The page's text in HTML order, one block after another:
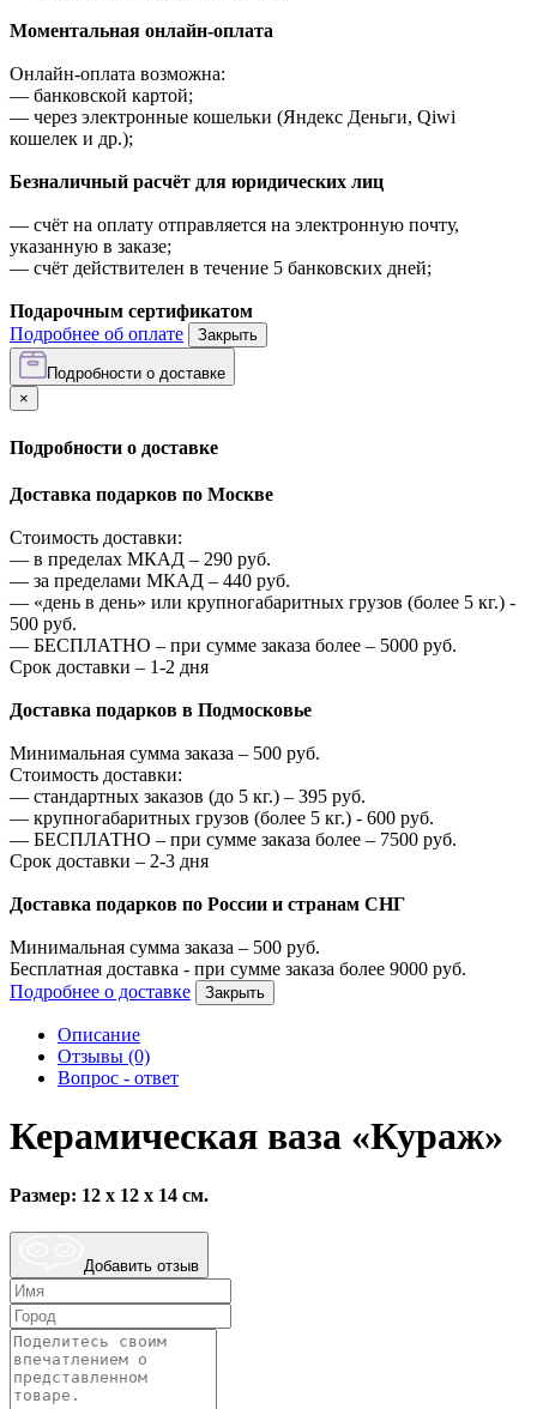
Моментальная онлайн-оплата
Онлайн-оплата возможна:
— банковской картой;
— через электронные кошельки (Яндекс Деньги, Qiwi
кошелек и др.);
Безналичный расчёт для юридических лиц
— счёт на оплату отправляется на электронную почту,
указанную в заказе;
— счёт действителен в течение 5 банковских дней;
Подарочным сертификатом
Подробнее об оплате
Закрыть
Подробности о доставке
×
Подробности о доставке
Доставка подарков по Москве
Стоимость доставки:
— в пределах МКАД – 290 руб.
— за пределами МКАД – 440 руб.
— «день в день» или крупногабаритных грузов (более 5 кг.) -
500 руб.
— БЕСПЛАТНО – при сумме заказа более – 5000 руб.
Срок доставки – 1-2 дня
Доставка подарков в Подмосковье
Минимальная сумма заказа – 500 руб.
Стоимость доставки:
— стандартных заказов (до 5 кг.) – 395 руб.
— крупногабаритных грузов (более 5 кг.) - 600 руб.
— БЕСПЛАТНО – при сумме заказа более – 7500 руб.
Срок доставки – 2-3 дня
Доставка подарков по России и странам СНГ
Минимальная сумма заказа – 500 руб.
Бесплатная доставка - при сумме заказа более 9000 руб.
Подробнее о доставке
Закрыть
Описание
Отзывы (0)
Вопрос - ответ
Керамическая ваза «Кураж»
Размер: 12 х 12 х 14 см.
Добавить отзыв